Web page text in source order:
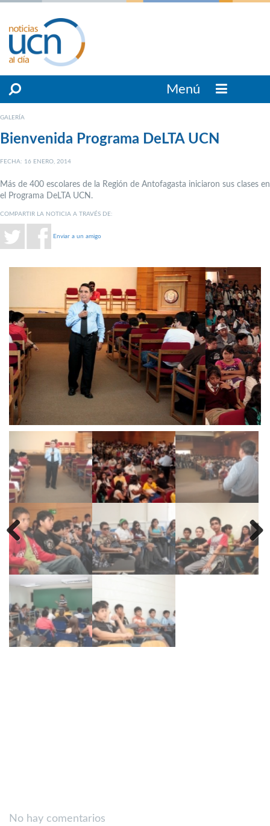
Menú
GALERÍA
Bienvenida Programa DeLTA UCN
FECHA: 16 ENERO, 2014
Más de 400 escolares de la Región de Antofagasta iniciaron sus clases en
el Programa DeLTA UCN.
COMPARTIR LA NOTICIA A TRAVÉS DE:
Enviar a un amigo
Previous Next
No hay comentarios